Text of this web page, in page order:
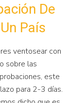
De
País
ventosear con
sobre las
este
para 2-3 días.